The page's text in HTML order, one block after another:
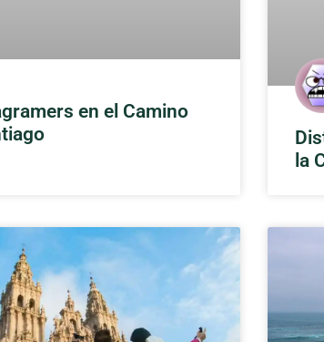
en el Camino
la